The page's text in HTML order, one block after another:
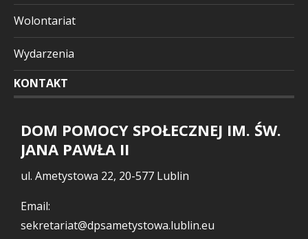
Wolontariat
Wydarzenia
KONTAKT
DOM POMOCY SPOŁECZNEJ IM. ŚW.
JANA PAWŁA II
ul. Ametystowa 22, 20-577 Lublin
Email:
sekretariat@dpsametystowa.lublin.eu